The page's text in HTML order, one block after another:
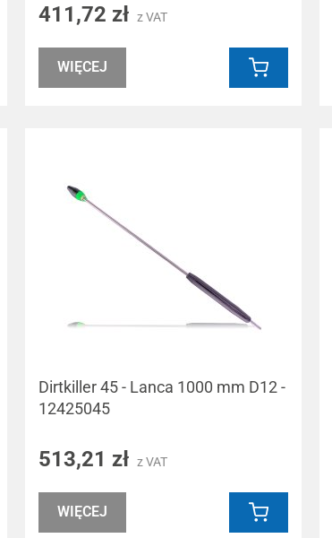
411,72 zł z VAT
WIĘCEJ
Dirtkiller 45 - Lanca 1000 mm D12 -
12425045
513,21 zł z VAT
WIĘCEJ